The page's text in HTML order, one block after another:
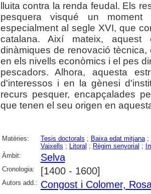
lluita contra la renda feudal. Els
pesquera visqué un
especialment al segle XVI, que
catalana. Així mateix, aquest
dinàmiques de renovació
en els nivells econòmics i el pes
pescadors. Alhora, aquesta
d'interessos i en la gènesi
recurs pesquer, encapçalades
que tenen el seu origen en
Matèries: Tesis doctorals ; Baixa edat mitjana;
Vaixells ; Litoral ; Règim senyorial ;
Àmbit:
Selva
Cronologia: [1400 - 1600]
Autors add.: Congost i Colomer,